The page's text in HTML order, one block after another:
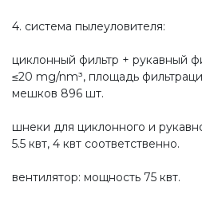
4. система пылеуловителя:
циклонный фильтр + рукавный
≤20 mg/nm³, площадь
мешков 896 шт.
шнеки для циклонного и
5.5 квт, 4 квт соответственно.
вентилятор: мощность 75 квт.